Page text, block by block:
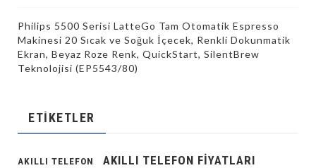
Philips 5500 Serisi LatteGo Tam Otomatik Espresso
Makinesi 20 Sıcak ve Soğuk İçecek, Renkli Dokunmatik
Ekran, Beyaz Roze Renk, QuickStart, SilentBrew
Teknolojisi (EP5543/80)
ETIKETLER
AKILLI TELEFON AKILLI TELEFON FIYATLARI